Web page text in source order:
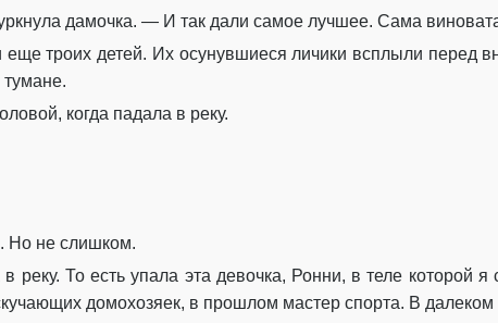
дамочка. — И так дали самое лучшее. Сама
троих детей. Их осунувшиеся личики всплыли перед
когда падала в реку.
Но не слишком.
реку. То есть упала эта девочка, Ронни, в теле которой
домохозяек, в прошлом мастер спорта. В